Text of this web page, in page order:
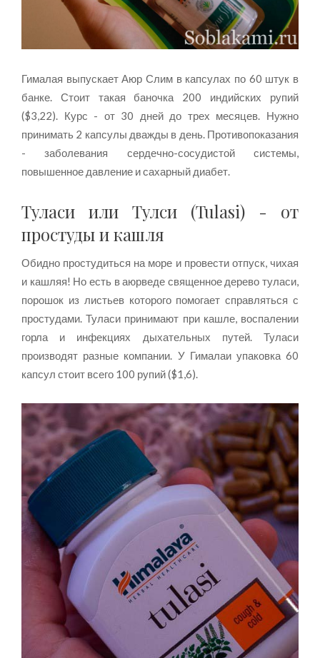
Гималая выпускает Аюр Слим в капсулах по 60 штук в
банке. Стоит такая баночка 200 индийских рупий
($3,22). Курс - от 30 дней до трех месяцев. Нужно
принимать 2 капсулы дважды в день. Противопоказания
- заболевания сердечно-сосудистой системы,
повышенное давление и сахарный диабет.
Туласи или Тулси (Tulasi) - от
простуды и кашля
Обидно простудиться на море и провести отпуск, чихая
и кашляя! Но есть в аюрведе священное дерево туласи,
порошок из листьев которого помогает справляться с
простудами. Туласи принимают при кашле, воспалении
горла и инфекциях дыхательных путей. Туласи
производят разные компании. У Гималаи упаковка 60
капсул стоит всего 100 рупий ($1,6).